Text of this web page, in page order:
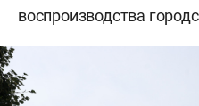
воспроизводства